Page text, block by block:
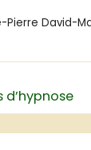
Pierre David-